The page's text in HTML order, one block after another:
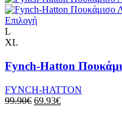
επιλεγούν
στη
σελίδα
89.90€.είναι:
ΕπιλογήΑυτό
πολλαπλές
παραλλαγές.
Οι
επιλογές
μπορούν
L
XL
Fynch-Hatton
FYNCH-HATTON
99.90€ Original
69.93€Η